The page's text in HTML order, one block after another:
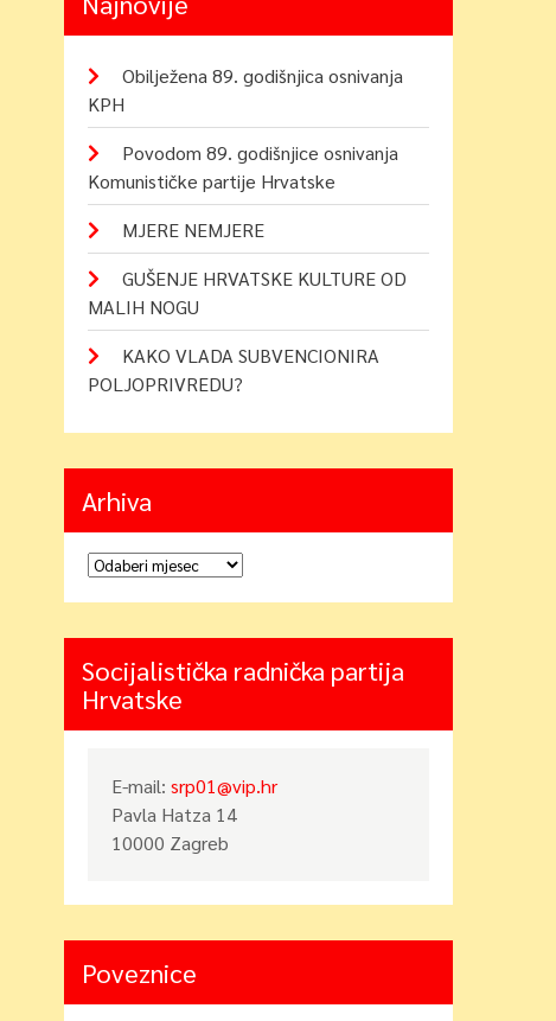
Obilježena 89. godišnjica osnivanja
KPH
Povodom 89. godišnjice osnivanja
Komunističke partije Hrvatske
MJERE NEMJERE
GUŠENJE HRVATSKE KULTURE OD
MALIH NOGU
KAKO VLADA SUBVENCIONIRA
POLJOPRIVREDU?
Arhiva
Arhiva
Socijalistička radnička partija
Hrvatske
E-mail:srp01@vip.hr
Pavla Hatza 14
10000 Zagreb
Poveznice